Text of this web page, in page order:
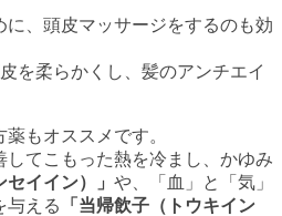
に、頭皮マッサージをするのも効
を柔らかくし、髪のアンチエイ
もオススメです。
してこもった熱を冷まし、かゆみ
セイイン）」 や、「血」と「気」
与える
「当帰飲子（トウキイン